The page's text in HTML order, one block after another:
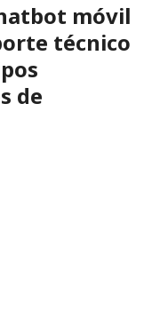
móvil
técnico
de